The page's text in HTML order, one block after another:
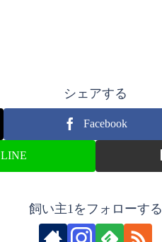
シェアする
Facebook
LINE
飼い主1をフォローする